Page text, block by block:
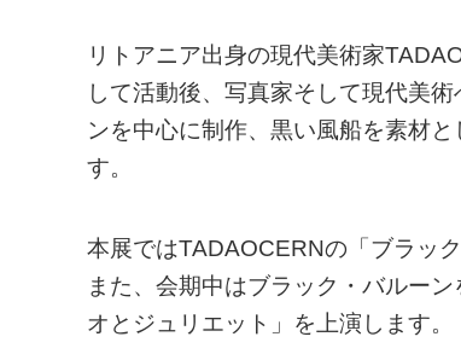
リトアニア出身の現代美術家
して活動後、写真家そして現代美
ンを中心に制作、黒い風船を素材
す。
本展ではTADAOCERNの「ブラッ
また、会期中はブラック・バルー
オとジュリエット」を上演します。